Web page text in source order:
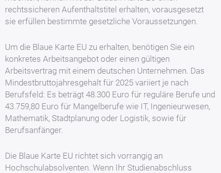
rechtssicheren Aufenthaltstitel erhalten, vorausgesetzt
sie erfüllen bestimmte gesetzliche Voraussetzungen.
Um die Blaue Karte EU zu erhalten, benötigen Sie ein
konkretes Arbeitsangebot oder einen gültigen
Arbeitsvertrag mit einem deutschen Unternehmen. Das
Mindestbruttojahresgehalt für 2025 variiert je nach
Berufsfeld: Es beträgt 48.300 Euro für reguläre Berufe und
43.759,80 Euro für Mangelberufe wie IT, Ingenieurwesen,
Mathematik, Stadtplanung oder Logistik, sowie für
Berufsanfänger.
Die Blaue Karte EU richtet sich vorrangig an
Hochschulabsolventen. Wenn Ihr Studienabschluss